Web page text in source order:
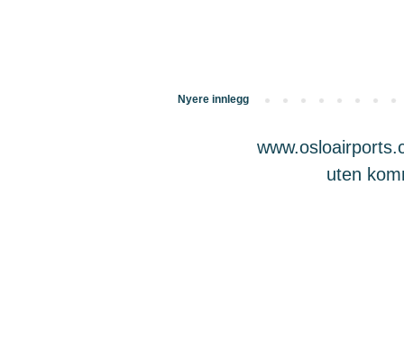
Nyere innlegg
uten